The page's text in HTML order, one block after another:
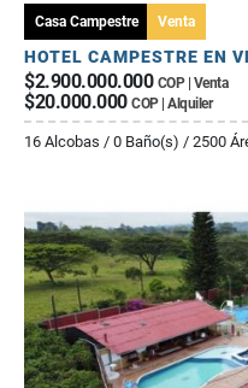
Casa Campestre Venta
HOTEL CAMPESTRE EN
$2.900.000.000 COP | Venta
$20.000.000 COP | Alquiler
16 Alcobas / 0 Baño(s) / 2500